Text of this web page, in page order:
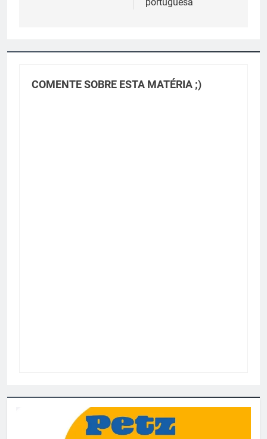
COMENTE SOBRE ESTA MATÉRIA ;)